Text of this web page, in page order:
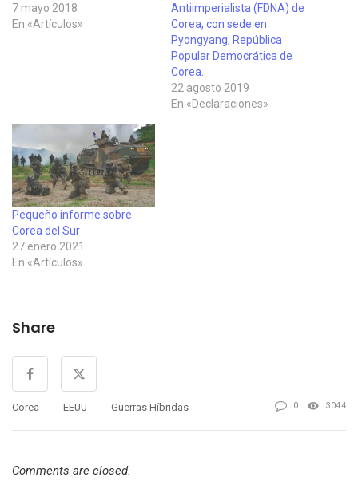
7 mayo 2018
En «Artículos»
Antiimperialista (FDNA) de
Corea, con sede en
Pyongyang, República
Popular Democrática de
Corea.
22 agosto 2019
En «Declaraciones»
Pequeño informe sobre
Corea del Sur
27 enero 2021
En «Artículos»
Share
Corea EEUU Guerras Híbridas 0 3044
Comments are closed.